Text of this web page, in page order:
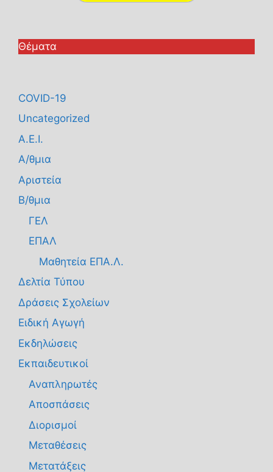
Θέματα
COVID-19
Uncategorized
Α.Ε.Ι.
Α/θμια
Αριστεία
Β/θμια
ΓΕΛ
ΕΠΑΛ
Μαθητεία ΕΠΑ.Λ.
Δελτία Τύπου
Δράσεις Σχολείων
Ειδική Αγωγή
Εκδηλώσεις
Εκπαιδευτικοί
Αναπληρωτές
Αποσπάσεις
Διορισμοί
Μεταθέσεις
Μετατάξεις